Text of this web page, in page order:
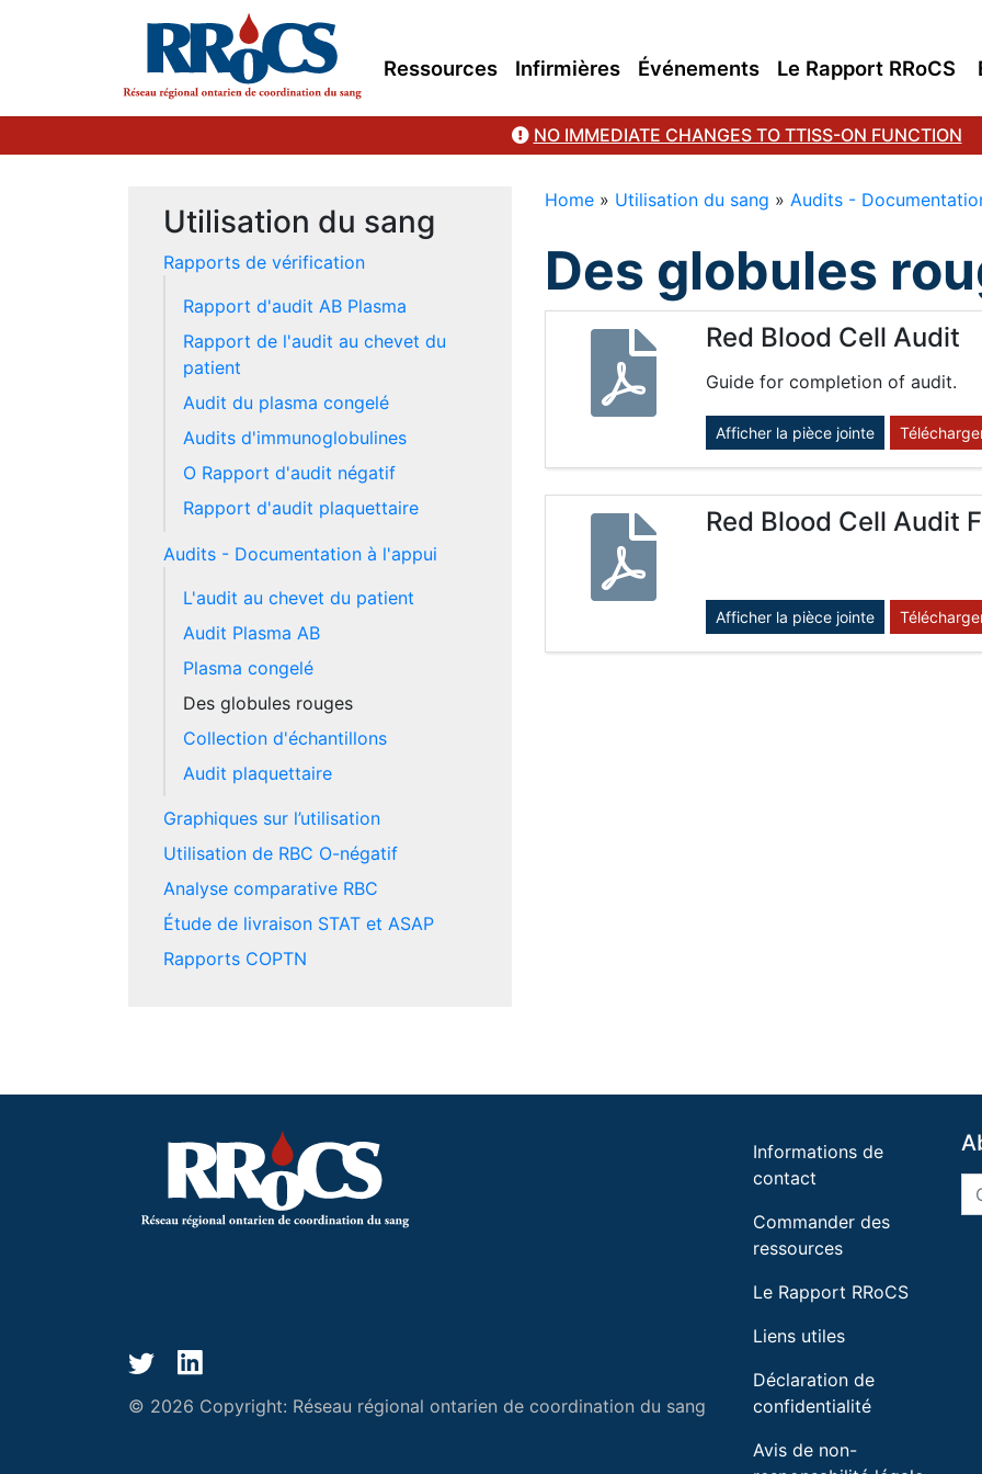
Ressources Infirmières Événements Le Rapport RRoCS
NO IMMEDIATE CHANGES TO TTISS-ON FUNCTION
Home» Utilisation du sang » Audits -
Des globules
Red Blood Cell Audit
Guide for completion of audit.
Afficher la pièce jointe
Red Blood Cell Audit
Afficher la pièce jointe
Utilisation du sang
Rapports de vérification
Rapport d'audit AB Plasma
Rapport de l'audit au chevet du
patient
Audit du plasma congelé
Audits d'immunoglobulines
O Rapport d'audit négatif
Rapport d'audit plaquettaire
Audits - Documentation à l'appui
L'audit au chevet du patient
Audit Plasma AB
Plasma congelé
Des globules rouges
Collection d'échantillons
Audit plaquettaire
Graphiques sur l’utilisation
Utilisation de RBC O-négatif
Analyse comparative RBC
Étude de livraison STAT et ASAP
Rapports COPTN
© 2026 Copyright: Réseau régional ontarien de coordination du sang
Informations de
contact
Commander des
ressources
Le Rapport RRoCS
Liens utiles
Déclaration de
confidentialité
Avis de non-